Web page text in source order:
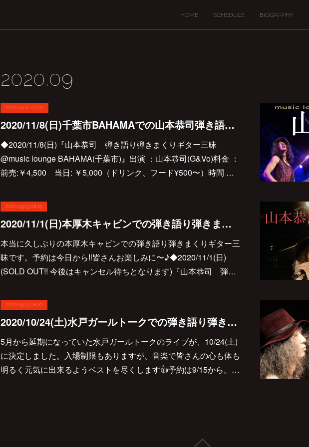
HOME SCHEDULE BIOGRAPHY
2020.09
2020.09.16 03:00
2020/11/8(日)千葉市BAHAMAでの山本恭司弾き語り弾きまくりギター三昧決定しました♪
◆2020/11/8(日)『山本恭司 弾き語り弾きまくりギター三昧
@music lounge BAHAMA(千葉市)』出演 ：山本恭司(G&Vo)料金 ：
前売:￥4,500 当日: ￥5,000（ドリンク、フード¥500〜）時間 …
2020.09.13 08:15
2020/11/1(日)本厚木キャビンでの弾き語り弾きまくりギター三昧決定しました♪
本当に久しぶりの本厚木キャビンでの弾き語り弾きまくりギター三
昧です。予約は今日から‼︎皆さんお楽しみに〜♪◆2020/11/1(日)
(SOLD OUT!! 今後はキャンセル待ちとなります)『山本恭司 弾…
2020.09.13 08:10
2020/10/24(土)水戸ガールトークでの弾き語り弾きまくりギター三昧決定しました♪
5月から延期になっていた水戸ガールトークのライブが、10/24(土)
に決定しました。入場制限もありますが、音楽で皆さんの心も体も
明るく元気に出来るようベストを尽くします👍予約は9/15から。…